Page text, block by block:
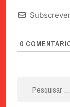
0